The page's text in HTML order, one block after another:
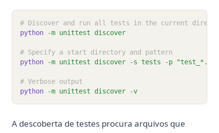
# Discover and run all tests in the current
python
-m unittest discover
# Specify a start directory and pattern
python
-m unittest discover -s tests -p "test_*.py"
# Verbose output
python
-m unittest discover -v
A descoberta de testes procura arquivos que